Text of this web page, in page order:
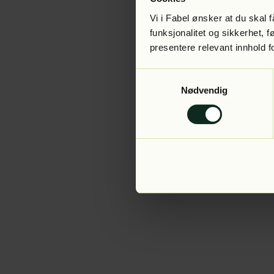
Vi i Fabel ønsker at du skal
funksjonalitet og sikkerhet,
presentere relevant innhold
Nødvendig
Application